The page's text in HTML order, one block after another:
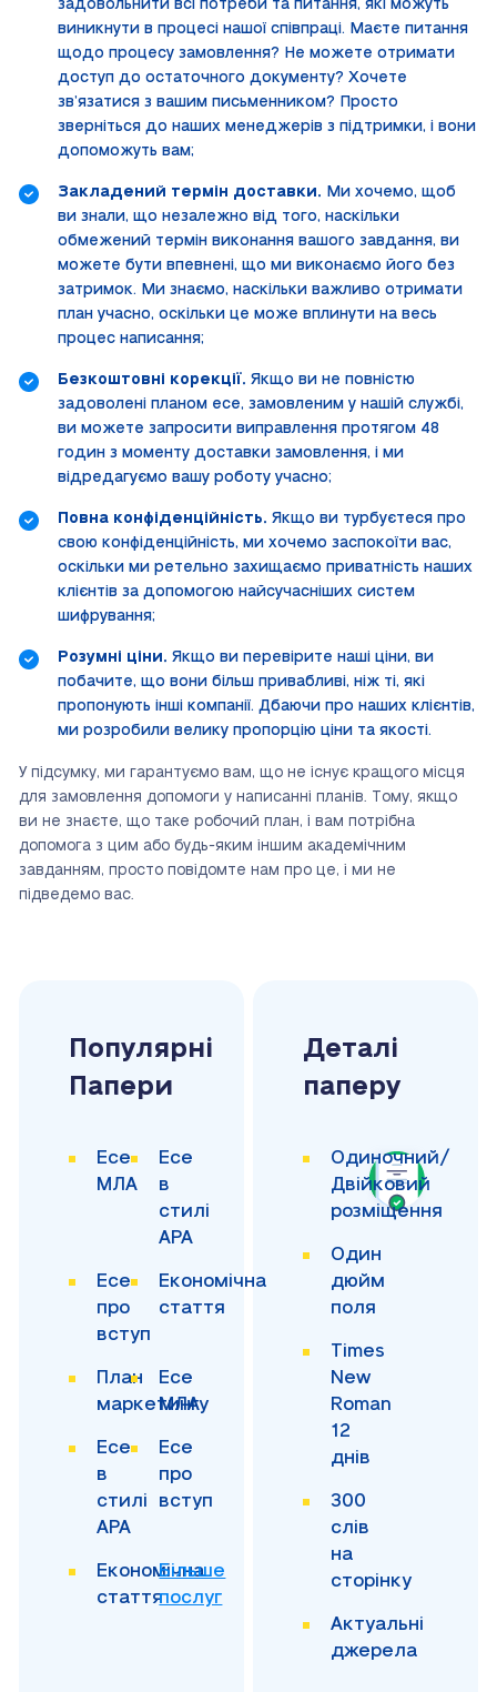
задовольнити всі потреби та питання, які можуть
виникнути в процесі нашої співпраці. Маєте питання
щодо процесу замовлення? Не можете отримати
доступ до остаточного документу? Хочете
зв’язатися з вашим письменником? Просто
зверніться до наших менеджерів з підтримки, і вони
допоможуть вам;
Закладений термін доставки. Ми хочемо, щоб
ви знали, що незалежно від того, наскільки
обмежений термін виконання вашого завдання, ви
можете бути впевнені, що ми виконаємо його без
затримок. Ми знаємо, наскільки важливо отримати
план учасно, оскільки це може вплинути на весь
процес написання;
Безкоштовні корекції. Якщо ви не повністю
задоволені планом есе, замовленим у нашій службі,
ви можете запросити виправлення протягом 48
годин з моменту доставки замовлення, і ми
відредагуємо вашу роботу учасно;
Повна конфіденційність. Якщо ви турбуєтеся про
свою конфіденційність, ми хочемо заспокоїти вас,
оскільки ми ретельно захищаємо приватність наших
клієнтів за допомогою найсучасніших систем
шифрування;
Розумні ціни. Якщо ви перевірите наші ціни, ви
побачите, що вони більш привабливі, ніж ті, які
пропонують інші компанії. Дбаючи про наших клієнтів,
ми розробили велику пропорцію ціни та якості.
У підсумку, ми гарантуємо вам, що не існує кращого місця
для замовлення допомоги у написанні планів. Тому, якщо
ви не знаєте, що таке робочий план, і вам потрібна
допомога з цим або будь-яким іншим академічним
завданням, просто повідомте нам про це, і ми не
підведемо вас.
Популярні
Папери
Есе
МЛА
Есе
в
стилі
APA
Есе
про
вступ
Економічна
стаття
План
маркетингу
Есе
МЛА
Есе
в
стилі
APA
Есе
про
вступ
Економічна
стаття
Більше
послуг
Деталі
паперу
Одиночний/
Двійковий
розміщення
Один
дюйм
поля
Times
New
Roman
12
днів
300
слів
на
сторінку
Актуальні
джерела